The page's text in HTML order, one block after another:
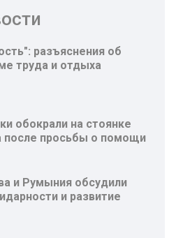
разъяснения об
труда и отдыха
обокрали на стоянке
после просьбы о помощи
и Румыния обсудили
и развитие